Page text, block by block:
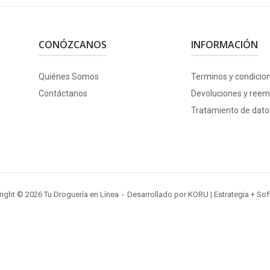
CONÓZCANOS
Quiénes Somos
Contáctanos
INFORMACIÓN
Terminos y
Devoluciones y
Tratamiento de
© 2026 Tu Droguería en Línea Desarrollado porKORU | Estrategia +